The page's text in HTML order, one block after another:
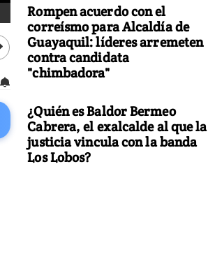
Rompen acuerdo con el
correísmo para Alcaldía de
Guayaquil: líderes arremeten
contra candidata
"chimbadora"
¿Quién es Baldor Bermeo
Cabrera, el exalcalde al que la
justicia vincula con la banda
Los Lobos?